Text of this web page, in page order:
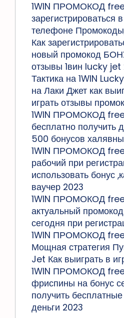
1WIN ПРОМОКОД
зарегистрироваться
телефоне
Как
новый промокод
отзывы 1вин lucky jet
Тактика на 1WIN
на Лаки Джет как
играть отзывы
1WIN ПРОМОКОД
бесплатно получить
500 бонусов
1WIN ПРОМОКОД
рабочий при
использовать бонус
ваучер 2023
1WIN ПРОМОКОД
актуальный
сегодня при
1WIN ПРОМОКОД
Мощная стратегия
Jet Как выиграть в
1WIN ПРОМОКОД
фриспины на бонус
получить
деньги 2023